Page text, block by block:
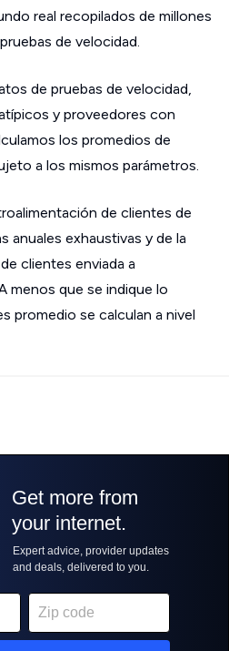
real recopilados de millones
de velocidad.
de pruebas de velocidad,
y proveedores con
los promedios de
a los mismos parámetros.
de clientes de
anuales exhaustivas y de la
clientes enviada a
menos que se indique lo
promedio se calculan a nivel